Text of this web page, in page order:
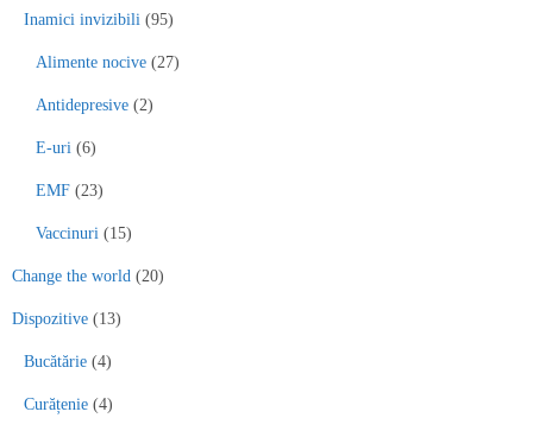
Inamici invizibili (95)
Alimente nocive (27)
Antidepresive (2)
E-uri (6)
EMF (23)
Vaccinuri (15)
Change the world (20)
Dispozitive (13)
Bucătărie (4)
Curățenie (4)